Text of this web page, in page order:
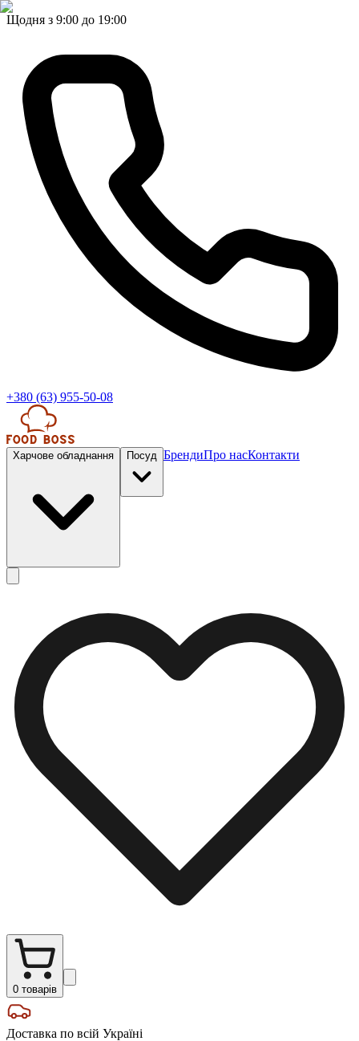
Щодня з 9:00 до 19:00
+380 (63) 955-50-08
Харчове обладнання Посуд БрендиПро насКонтакти
0 товарів
Доставка по всій Україні